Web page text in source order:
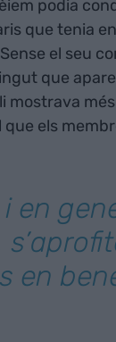
podia
que tenia
el seu
que
mostrava
els
en
en